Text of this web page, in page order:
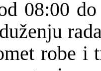
08:00
robe i